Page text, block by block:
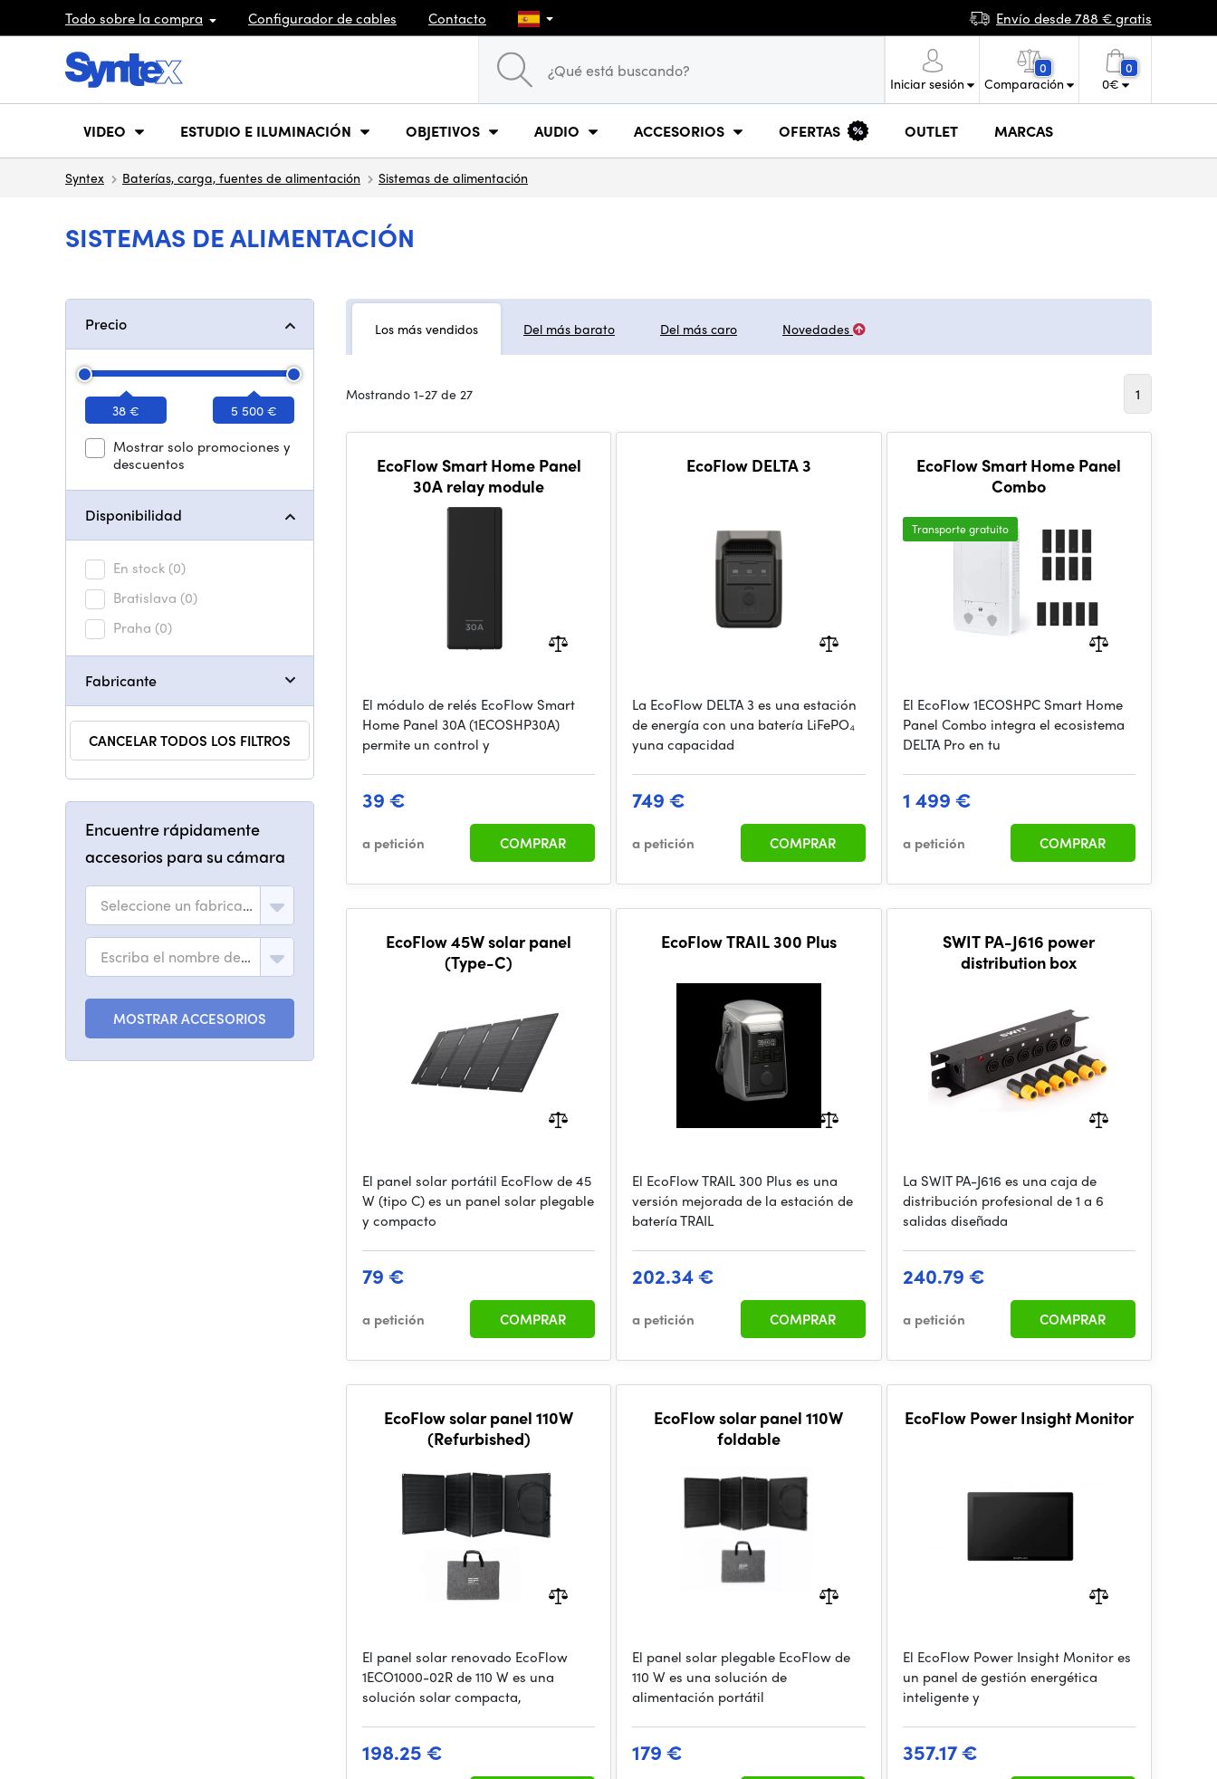
Todo sobre la compra Configurador de cables Contacto Envío desde 788 € gratis
Iniciar sesión
0
Comparación
0
0€
VIDEO ESTUDIO E ILUMINACIÓN OBJETIVOS AUDIO ACCESORIOS OFERTAS OUTLET MARCAS
Syntex Baterías, carga, fuentes de alimentación Sistemas de alimentación
SISTEMAS DE ALIMENTACIÓN
Precio
38 € 5 500 €
Mostrar solo promociones y
descuentos
Disponibilidad
En stock (0)
Bratislava (0)
Praha (0)
Fabricante
CANCELAR TODOS LOS FILTROS
Encuentre rápidamente
accesorios para su cámara
Seleccione un fabricante
Escriba el nombre del modelo
MOSTRAR ACCESORIOS
Los más vendidos Del más barato Del más caro Novedades
Mostrando 1-27 de 27 1
EcoFlow Smart Home Panel
30A relay module
El módulo de relés EcoFlow Smart
Home Panel 30A (1ECOSHP30A)
permite un control y
39 €
a petición COMPRAR
EcoFlow DELTA 3
La EcoFlow DELTA 3 es una estación
de energía con una batería LiFePO₄
yuna capacidad
749 €
a petición COMPRAR
EcoFlow Smart Home Panel
Combo
Transporte gratuito
El EcoFlow 1ECOSHPC Smart Home
Panel Combo integra el ecosistema
DELTA Pro en tu
1 499 €
a petición COMPRAR
EcoFlow 45W solar panel
(Type-C)
El panel solar portátil EcoFlow de 45
W (tipo C) es un panel solar plegable
y compacto
79 €
a petición COMPRAR
EcoFlow TRAIL 300 Plus
El EcoFlow TRAIL 300 Plus es una
versión mejorada de la estación de
batería TRAIL
202.34 €
a petición COMPRAR
SWIT PA-J616 power
distribution box
La SWIT PA-J616 es una caja de
distribución profesional de 1 a 6
salidas diseñada
240.79 €
a petición COMPRAR
EcoFlow solar panel 110W
(Refurbished)
El panel solar renovado EcoFlow
1ECO1000-02R de 110 W es una
solución solar compacta,
198.25 €
EcoFlow solar panel 110W
foldable
El panel solar plegable EcoFlow de
110 W es una solución de
alimentación portátil
179 €
EcoFlow Power Insight Monitor
El EcoFlow Power Insight Monitor es
un panel de gestión energética
inteligente y
357.17 €